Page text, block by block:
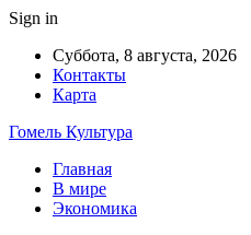
Sign in
Суббота, 8 августа, 2026
Контакты
Карта
Гомель Культура
Главная
В мире
Экономика